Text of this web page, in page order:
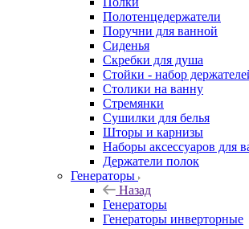
Полотенцедержатели
Поручни для ванной
Сиденья
Скребки для душа
Стойки - набор
Столики на ванну
Стремянки
Сушилки для белья
Шторы и карнизы
Наборы аксессуаров для
Держатели полок
Генераторы
Назад
Генераторы
Генераторы инверторные